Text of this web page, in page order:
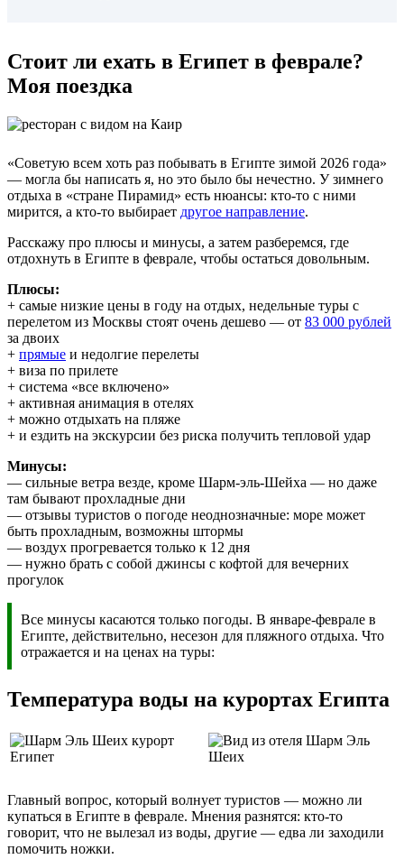
Стоит ли ехать в Египет в феврале?
Моя поездка
«Советую всем хоть раз побывать в Египте зимой 2026 года»
— могла бы написать я, но это было бы нечестно. У зимнего
отдыха в «стране Пирамид» есть нюансы: кто-то с ними
мирится, а кто-то выбирает другое направление.
Расскажу про плюсы и минусы, а затем разберемся, где
отдохнуть в Египте в феврале, чтобы остаться довольным.
Плюсы:
+ самые низкие цены в году на отдых, недельные туры с
перелетом из Москвы стоят очень дешево — от 83 000 рублей
за двоих
+ прямые и недолгие перелеты
+ виза по прилете
+ система «все включено»
+ активная анимация в отелях
+ можно отдыхать на пляже
+ и ездить на экскурсии без риска получить тепловой удар
Минусы:
— сильные ветра везде, кроме Шарм-эль-Шейха — но даже
там бывают прохладные дни
— отзывы туристов о погоде неоднозначные: море может
быть прохладным, возможны штормы
— воздух прогревается только к 12 дня
— нужно брать с собой джинсы с кофтой для вечерних
прогулок
Все минусы касаются только погоды. В январе-феврале в
Египте, действительно, несезон для пляжного отдыха. Что
отражается и на ценах на туры:
Температура воды на курортах Египта
Главный вопрос, который волнует туристов — можно ли
купаться в Египте в феврале. Мнения разнятся: кто-то
говорит, что не вылезал из воды, другие — едва ли заходили
помочить ножки.